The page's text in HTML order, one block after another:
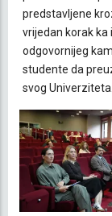
predstavljene
vrijedan korak ka
odgovornijeg
studente da
svog Univerziteta.